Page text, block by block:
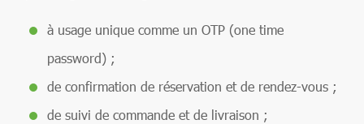
à usage unique comme un OTP (one time
password) ;
de confirmation de réservation et de rendez-vous ;
de suivi de commande et de livraison ;